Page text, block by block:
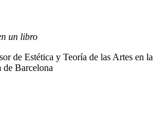
un libro
de Estética y Teoría de las Artes en la
de Barcelona